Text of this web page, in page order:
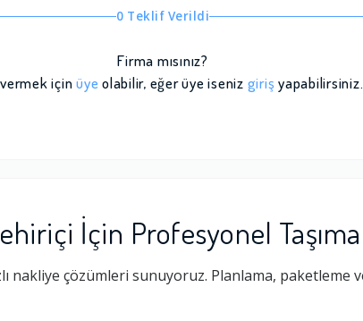
0 Teklif Verildi
Firma mısınız?
içinüye olabilir, eğer üye iseniz giriş yapabilirsiniz.
İçin Profesyonel Taşıma
nakliye çözümleri sunuyoruz. Planlama, paketleme